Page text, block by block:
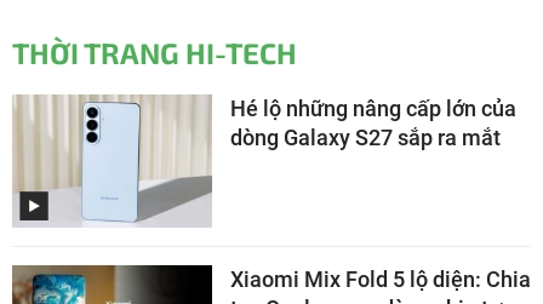
THỜI TRANG HI-TECH
Hé lộ những nâng cấp lớn của
dòng Galaxy S27 sắp ra mắt
Xiaomi Mix Fold 5 lộ diện: Chia